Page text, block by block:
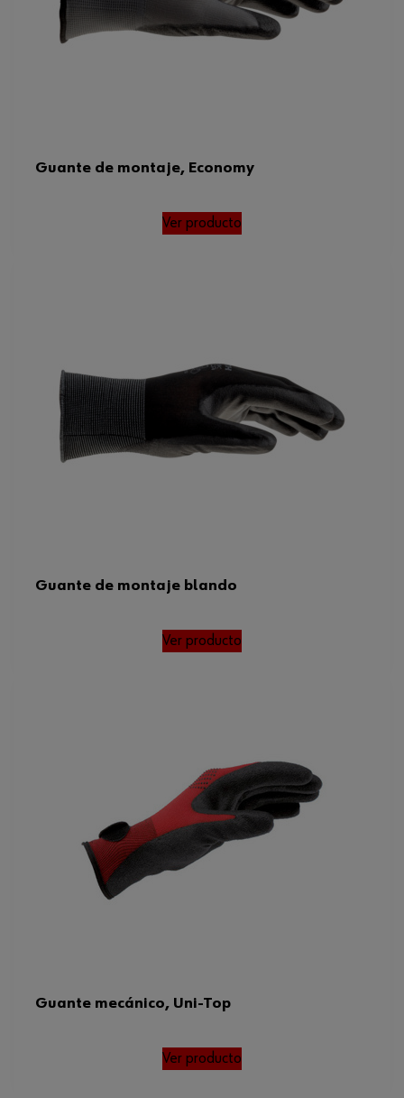
Guante de montaje, Economy
Ver producto
Guante de montaje blando
Ver producto
Guante mecánico, Uni-Top
Ver producto